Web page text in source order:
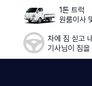
1톤 트럭
원룸이사
차에 짐 싣고
기사님이 짐